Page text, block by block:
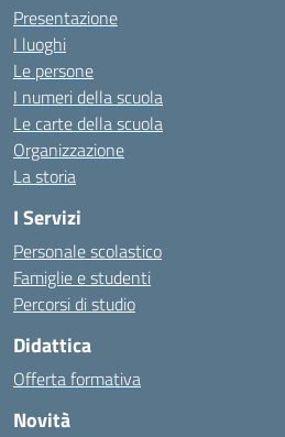
Presentazione
I luoghi
Le persone
I numeri della scuola
Le carte della scuola
Organizzazione
La storia
I Servizi
Personale scolastico
Famiglie e studenti
Percorsi di studio
Didattica
Offerta formativa
Novità